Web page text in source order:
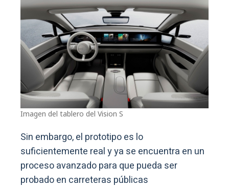
Imagen del tablero del Vision S
Sin embargo, el prototipo es lo
suficientemente real y ya se encuentra en un
proceso avanzado para que pueda ser
probado en carreteras públicas